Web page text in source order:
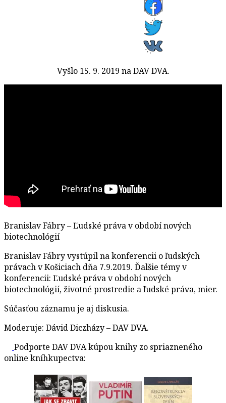
Vyšlo 15. 9. 2019 na DAV DVA.
Branislav Fábry – Ľudské práva v období nových
biotechnológií
Branislav Fábry vystúpil na konferencii o ľudských
právach v Košiciach dňa 7.9.2019. Ďalšie témy v
konferencii: Ľudské práva v období nových
biotechnológií, životné prostredie a ľudské práva, mier.
Súčasťou záznamu je aj diskusia.
Moderuje: Dávid Diczházy – DAV DVA.
Podporte DAV DVA kúpou knihy zo spriazneného
online kníhkupectva: